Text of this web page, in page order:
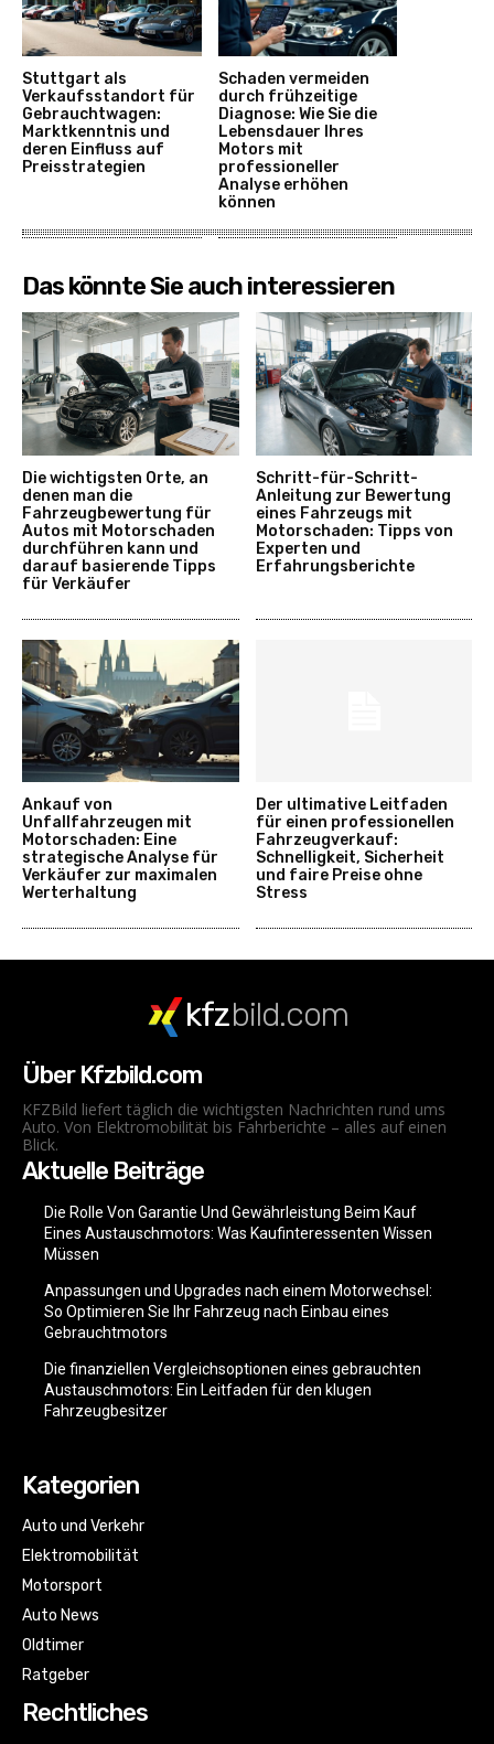
Stuttgart als
Verkaufsstandort für
Gebrauchtwagen:
Marktkenntnis und
deren Einfluss auf
Preisstrategien
Schaden vermeiden
durch frühzeitige
Diagnose: Wie Sie die
Lebensdauer Ihres
Motors mit
professioneller
Analyse erhöhen
können
Das könnte Sie auch interessieren
Die wichtigsten Orte, an
denen man die
Fahrzeugbewertung für
Autos mit Motorschaden
durchführen kann und
darauf basierende Tipps
für Verkäufer
Schritt-für-Schritt-
Anleitung zur Bewertung
eines Fahrzeugs mit
Motorschaden: Tipps von
Experten und
Erfahrungsberichte
Ankauf von
Unfallfahrzeugen mit
Motorschaden: Eine
strategische Analyse für
Verkäufer zur maximalen
Werterhaltung
Der ultimative Leitfaden
für einen professionellen
Fahrzeugverkauf:
Schnelligkeit, Sicherheit
und faire Preise ohne
Stress
kfzbild.com
Über Kfzbild.com
KFZBild liefert täglich die wichtigsten Nachrichten rund ums
Auto. Von Elektromobilität bis Fahrberichte – alles auf einen
Blick.
Aktuelle Beiträge
Die Rolle Von Garantie Und Gewährleistung Beim Kauf
Eines Austauschmotors: Was Kaufinteressenten Wissen
Müssen
Anpassungen und Upgrades nach einem Motorwechsel:
So Optimieren Sie Ihr Fahrzeug nach Einbau eines
Gebrauchtmotors
Die finanziellen Vergleichsoptionen eines gebrauchten
Austauschmotors: Ein Leitfaden für den klugen
Fahrzeugbesitzer
Kategorien
Auto und Verkehr
Elektromobilität
Motorsport
Auto News
Oldtimer
Ratgeber
Rechtliches